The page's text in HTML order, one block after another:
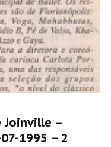
Joinville –
1995 – 2